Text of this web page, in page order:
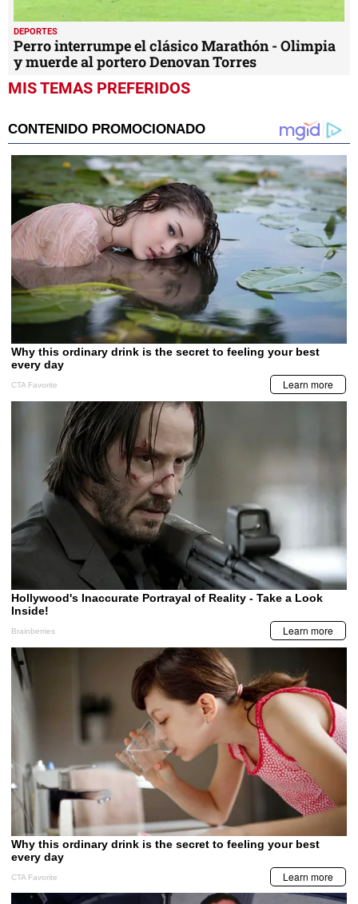
DEPORTES
Perro interrumpe el clásico Marathón - Olimpia
y muerde al portero Denovan Torres
MIS TEMAS PREFERIDOS